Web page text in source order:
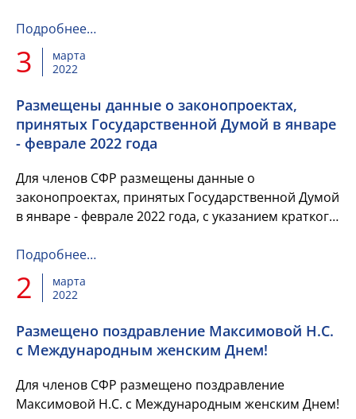
соответствии с п.4 ст.242.2 Бюджетно...
Подробнее…
3
марта
2022
Размещены данные о законопроектах,
принятых Государственной Думой в январе
- феврале 2022 года
Для членов СФР размещены данные о
законопроектах, принятых Государственной Думой
в январе - феврале 2022 года, с указанием краткого
чтения, в котором он был...
Подробнее…
2
марта
2022
Размещено поздравление Максимовой Н.С.
с Международным женским Днем!
Для членов СФР размещено поздравление
Максимовой Н.С. с Международным женским Днем!